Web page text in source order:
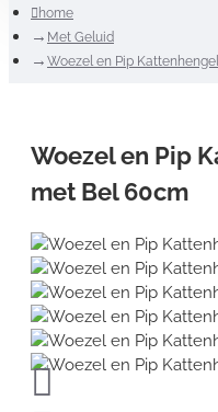
home
Met Geluid
Woezel en Pip
Woezel en Pip
met Bel 60cm